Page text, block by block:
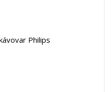
Philips